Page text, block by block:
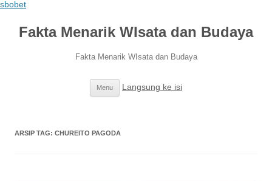
sbobet
Fakta Menarik WIsata dan Budaya
Fakta Menarik WIsata dan Budaya
Menu Langsung ke isi
ARSIP TAG: CHUREITO PAGODA